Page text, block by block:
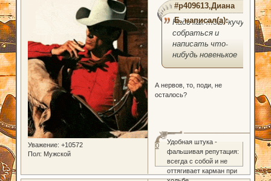
Уважение: +10572
Пол: Мужской
#p409613,Диана
Б. написал(а):
Надо как-то в "кучу"
собраться и
написать что-
нибудь новенькое
А нервов, то, поди, не
осталось?
Удобная штука -
фальшивая репутация:
всегда с собой и не
оттягивает карман при
0